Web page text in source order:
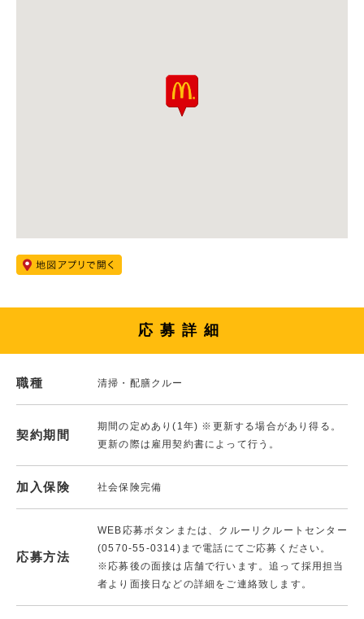
応募詳細
職種 清掃・配膳クルー
契約期間
期間の定めあり(1年) ※更新する場合があり得る。
更新の際は雇用契約書によって行う。
加入保険 社会保険完備
応募方法
WEB応募ボタンまたは、クルーリクルートセンター
(0570-55-0314)まで電話にてご応募ください。
※応募後の面接は店舗で行います。追って採用担当
者より面接日などの詳細をご連絡致します。